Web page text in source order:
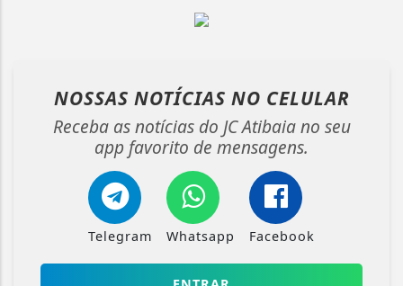
NOSSAS NOTÍCIAS NO CELULAR
Receba as notícias do JC Atibaia no seu
app favorito de mensagens.
Telegram Whatsapp Facebook